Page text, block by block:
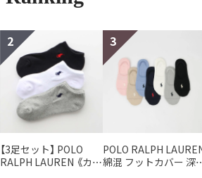
【3足セット】 POLO
RALPH LAUREN 《カラ
POLO RALPH
綿混 フットカバー 深